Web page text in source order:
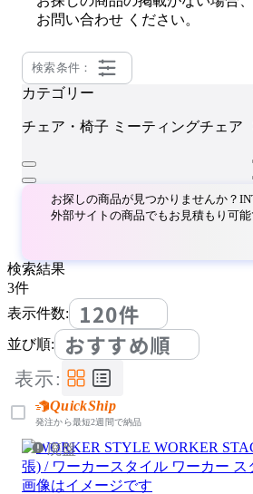
お問い合わせ ください。
検索条件：
カテゴリー
チェア・椅子 ミーティングチェア
お探しの商品が見つかりませんか？
外部サイトの商品でもお見積もり可能
検索結果
3件
表示件数:
120件
並び順: おすすめ順
表示:
QuickShip
発注から最短2週間で納品
廃盤
画像はイメージです